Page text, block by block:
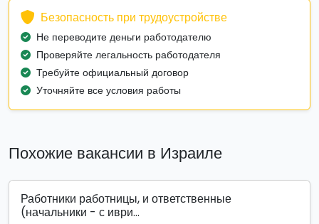
Безопасность при трудоустройстве
Не переводите деньги работодателю
Проверяйте легальность работодателя
Требуйте официальный договор
Уточняйте все условия работы
Похожие вакансии в Израиле
Работники работницы, и ответственные
(начальники - с иври...